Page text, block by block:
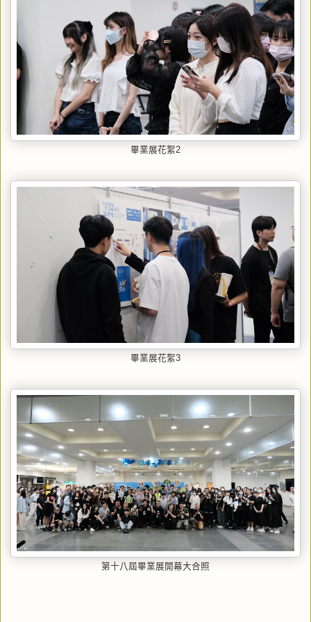
畢業展花絮2
畢業展花絮3
第十八屆畢業展開幕大合照